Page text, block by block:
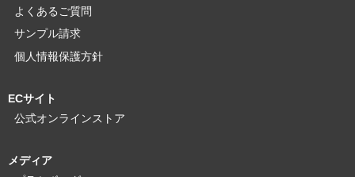
よくあるご質問
サンプル請求
個人情報保護方針
ECサイト
公式オンラインストア
メディア